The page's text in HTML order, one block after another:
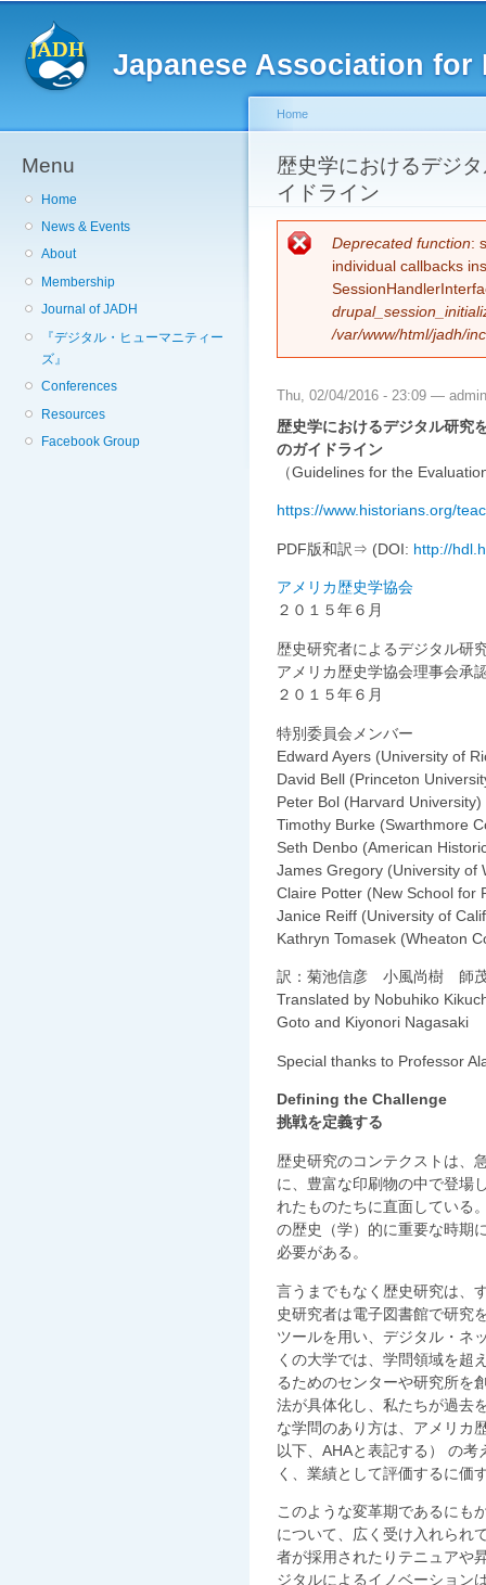
Japanese Association
Menu
Home
News & Events
About
Membership
Journal of JADH
『デジタル・ヒューマニティー
ズ』
Conferences
Resources
Facebook Group
You are here
Home
歴史学におけるデジ
イドライン
Error message
Deprecated function:
individual callbacks
/var/www/html/jadh/
Thu, 02/04/2016 - 23:09 —
歴史学におけるデジタル研究
のガイドライン
（Guidelines for the
https://www.historians.org/
PDF版和訳⇒ (DOI: http://
アメリカ歴史学協会
２０１５年６月
歴史研究者によるデジタル研
アメリカ歴史学協会理事会承
２０１５年６月
特別委員会メンバー
Edward Ayers (University of
David Bell (Princeton
Peter Bol (Harvard University)
Timothy Burke (Swarthmore
Seth Denbo (American
James Gregory (University of
Claire Potter (New School for
Janice Reiff (University of
Kathryn Tomasek (Wheaton
訳：菊池信彦 小風尚樹 師
Translated by Nobuhiko
Goto and Kiyonori Nagasaki
Special thanks to Professor
Defining the Challenge
挑戦を定義する
歴史研究のコンテクストは、
に、豊富な印刷物の中で登場
れたものたちに直面している
の歴史（学）的に重要な時期
必要がある。
言うまでもなく歴史研究は、
史研究者は電子図書館で研究
ツールを用い、デジタル・ネ
くの大学では、学問領域を超
るためのセンターや研究所を
法が具体化し、私たちが過去
な学問のあり方は、アメリカ
以下、AHAと表記する） の
く、業績として評価するに価
このような変革期であるにも
について、広く受け入れられ
者が採用されたりテニュアや
ジタルによるイノベーション